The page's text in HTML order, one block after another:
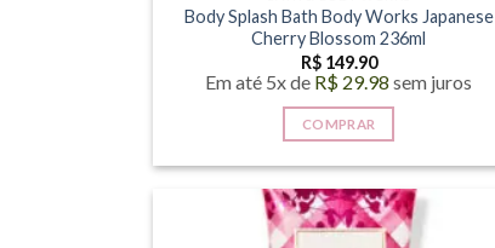
Body Splash Bath Body Works Japanese
Cherry Blossom 236ml
R$149.90
Em até 5x de R$ 29.98 sem juros
COMPRAR